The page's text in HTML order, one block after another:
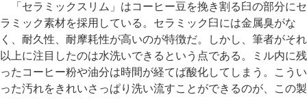
「セラミックスリム」はコーヒー豆を挽き割る臼の部分にセ
ラミック素材を採用している。セラミック臼には金属臭がな
く、耐久性、耐摩耗性が高いのが特徴だ。しかし、筆者がそれ
以上に注目したのは水洗いできるという点である。ミル内に残
ったコーヒー粉や油分は時間が経てば酸化してしまう。こうい
った汚れをきれいさっぱり洗い流すことができるのが、この製